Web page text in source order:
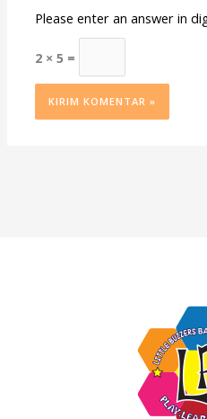
Please enter an answer in
2 × 5 =